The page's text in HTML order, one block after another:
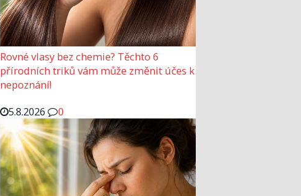
Rovné vlasy bez chemie? Těchto 6
přírodních triků vám může změnit účes k
nepoznání!
5.8.2026
0